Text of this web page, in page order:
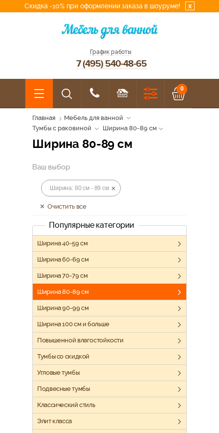
Скидка -10% при оформлении заказа в шоуруме! x
График работы
7 (495) 540-48-65
0
Главная
Мебель для ванной
Тумбы с раковиной
Ширина 80-89 см
Ширина 80-89 см
Ваш выбор
Ширина: 80 см - 89 см
Очистить все
Популярные категории
Ширина 40-59 см
Ширина 60-69 см
Ширина 70-79 см
Ширина 80-89 см
Ширина 90-99 см
Ширина 100 см и больше
Повышенной влагостойкости
Тумбы со скидкой
Угловые тумбы
Подвесные тумбы
Классический стиль
Элит класса